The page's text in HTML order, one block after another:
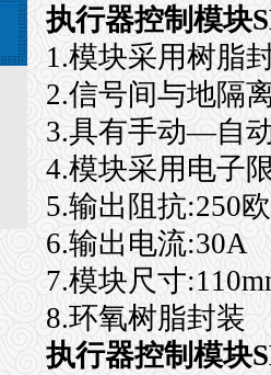
执行器控制模块
1.模块采用树脂
2.信号间与地隔
3.具有手动—自
4.模块采用电子
5.输出阻抗:250
6.输出电流:30A
7.模块尺寸
8.环氧树脂封装
执行器控制模块